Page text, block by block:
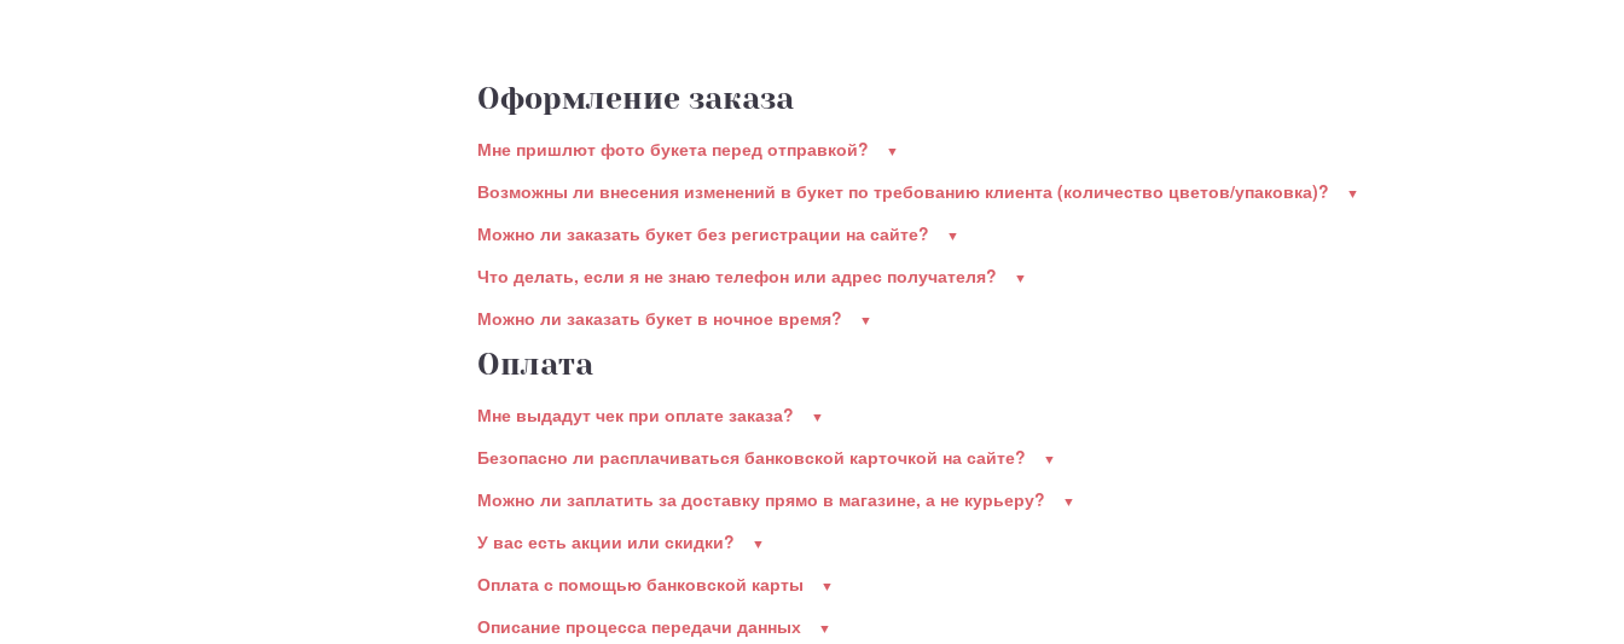
Оформление заказа
Мне пришлют фото букета перед отправкой?
Возможны ли внесения изменений в букет по требованию клиента (количество цветов/упаковка)?
Можно ли заказать букет без регистрации на сайте?
Что делать, если я не знаю телефон или адрес получателя?
Можно ли заказать букет в ночное время?
Оплата
Мне выдадут чек при оплате заказа?
Безопасно ли расплачиваться банковской карточкой на сайте?
Можно ли заплатить за доставку прямо в магазине, а не курьеру?
У вас есть акции или скидки?
Оплата с помощью банковской карты
Описание процесса передачи данных